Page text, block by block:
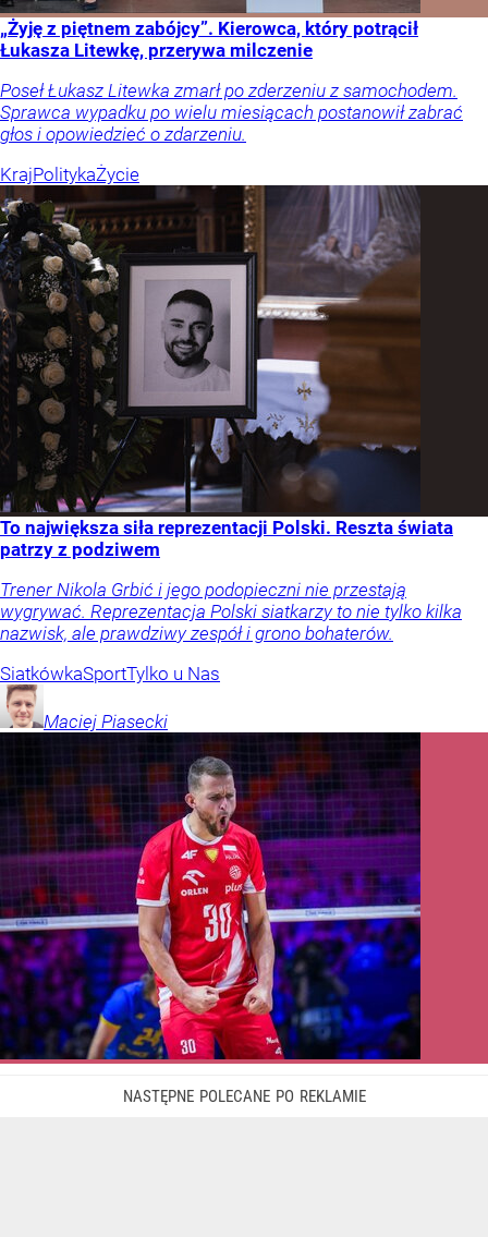
„Żyję z piętnem zabójcy”. Kierowca, który potrącił
Łukasza Litewkę, przerywa milczenie
Poseł Łukasz Litewka zmarł po zderzeniu z samochodem.
Sprawca wypadku po wielu miesiącach postanowił zabrać
głos i opowiedzieć o zdarzeniu.
KrajPolitykaŻycie
To największa siła reprezentacji Polski. Reszta świata
patrzy z podziwem
Trener Nikola Grbić i jego podopieczni nie przestają
wygrywać. Reprezentacja Polski siatkarzy to nie tylko kilka
nazwisk, ale prawdziwy zespół i grono bohaterów.
SiatkówkaSportTylko u Nas
Maciej Piasecki